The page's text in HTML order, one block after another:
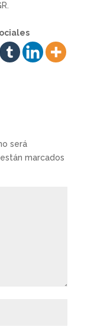
será
marcados